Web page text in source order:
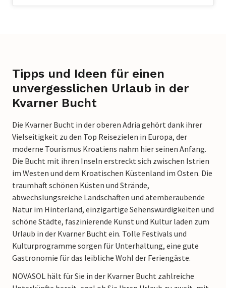
Tipps und Ideen für einen
unvergesslichen Urlaub in der
Kvarner Bucht
Die Kvarner Bucht in der oberen Adria gehört dank ihrer
Vielseitigkeit zu den Top Reisezielen in Europa, der
moderne Tourismus Kroatiens nahm hier seinen Anfang.
Die Bucht mit ihren Inseln erstreckt sich zwischen Istrien
im Westen und dem Kroatischen Küstenland im Osten. Die
traumhaft schönen Küsten und Strände,
abwechslungsreiche Landschaften und atemberaubende
Natur im Hinterland, einzigartige Sehenswürdigkeiten und
schöne Städte, faszinierende Kunst und Kultur laden zum
Urlaub in der Kvarner Bucht ein. Tolle Festivals und
Kulturprogramme sorgen für Unterhaltung, eine gute
Gastronomie für das leibliche Wohl der Feriengäste.
NOVASOL hält für Sie in der Kvarner Bucht zahlreiche